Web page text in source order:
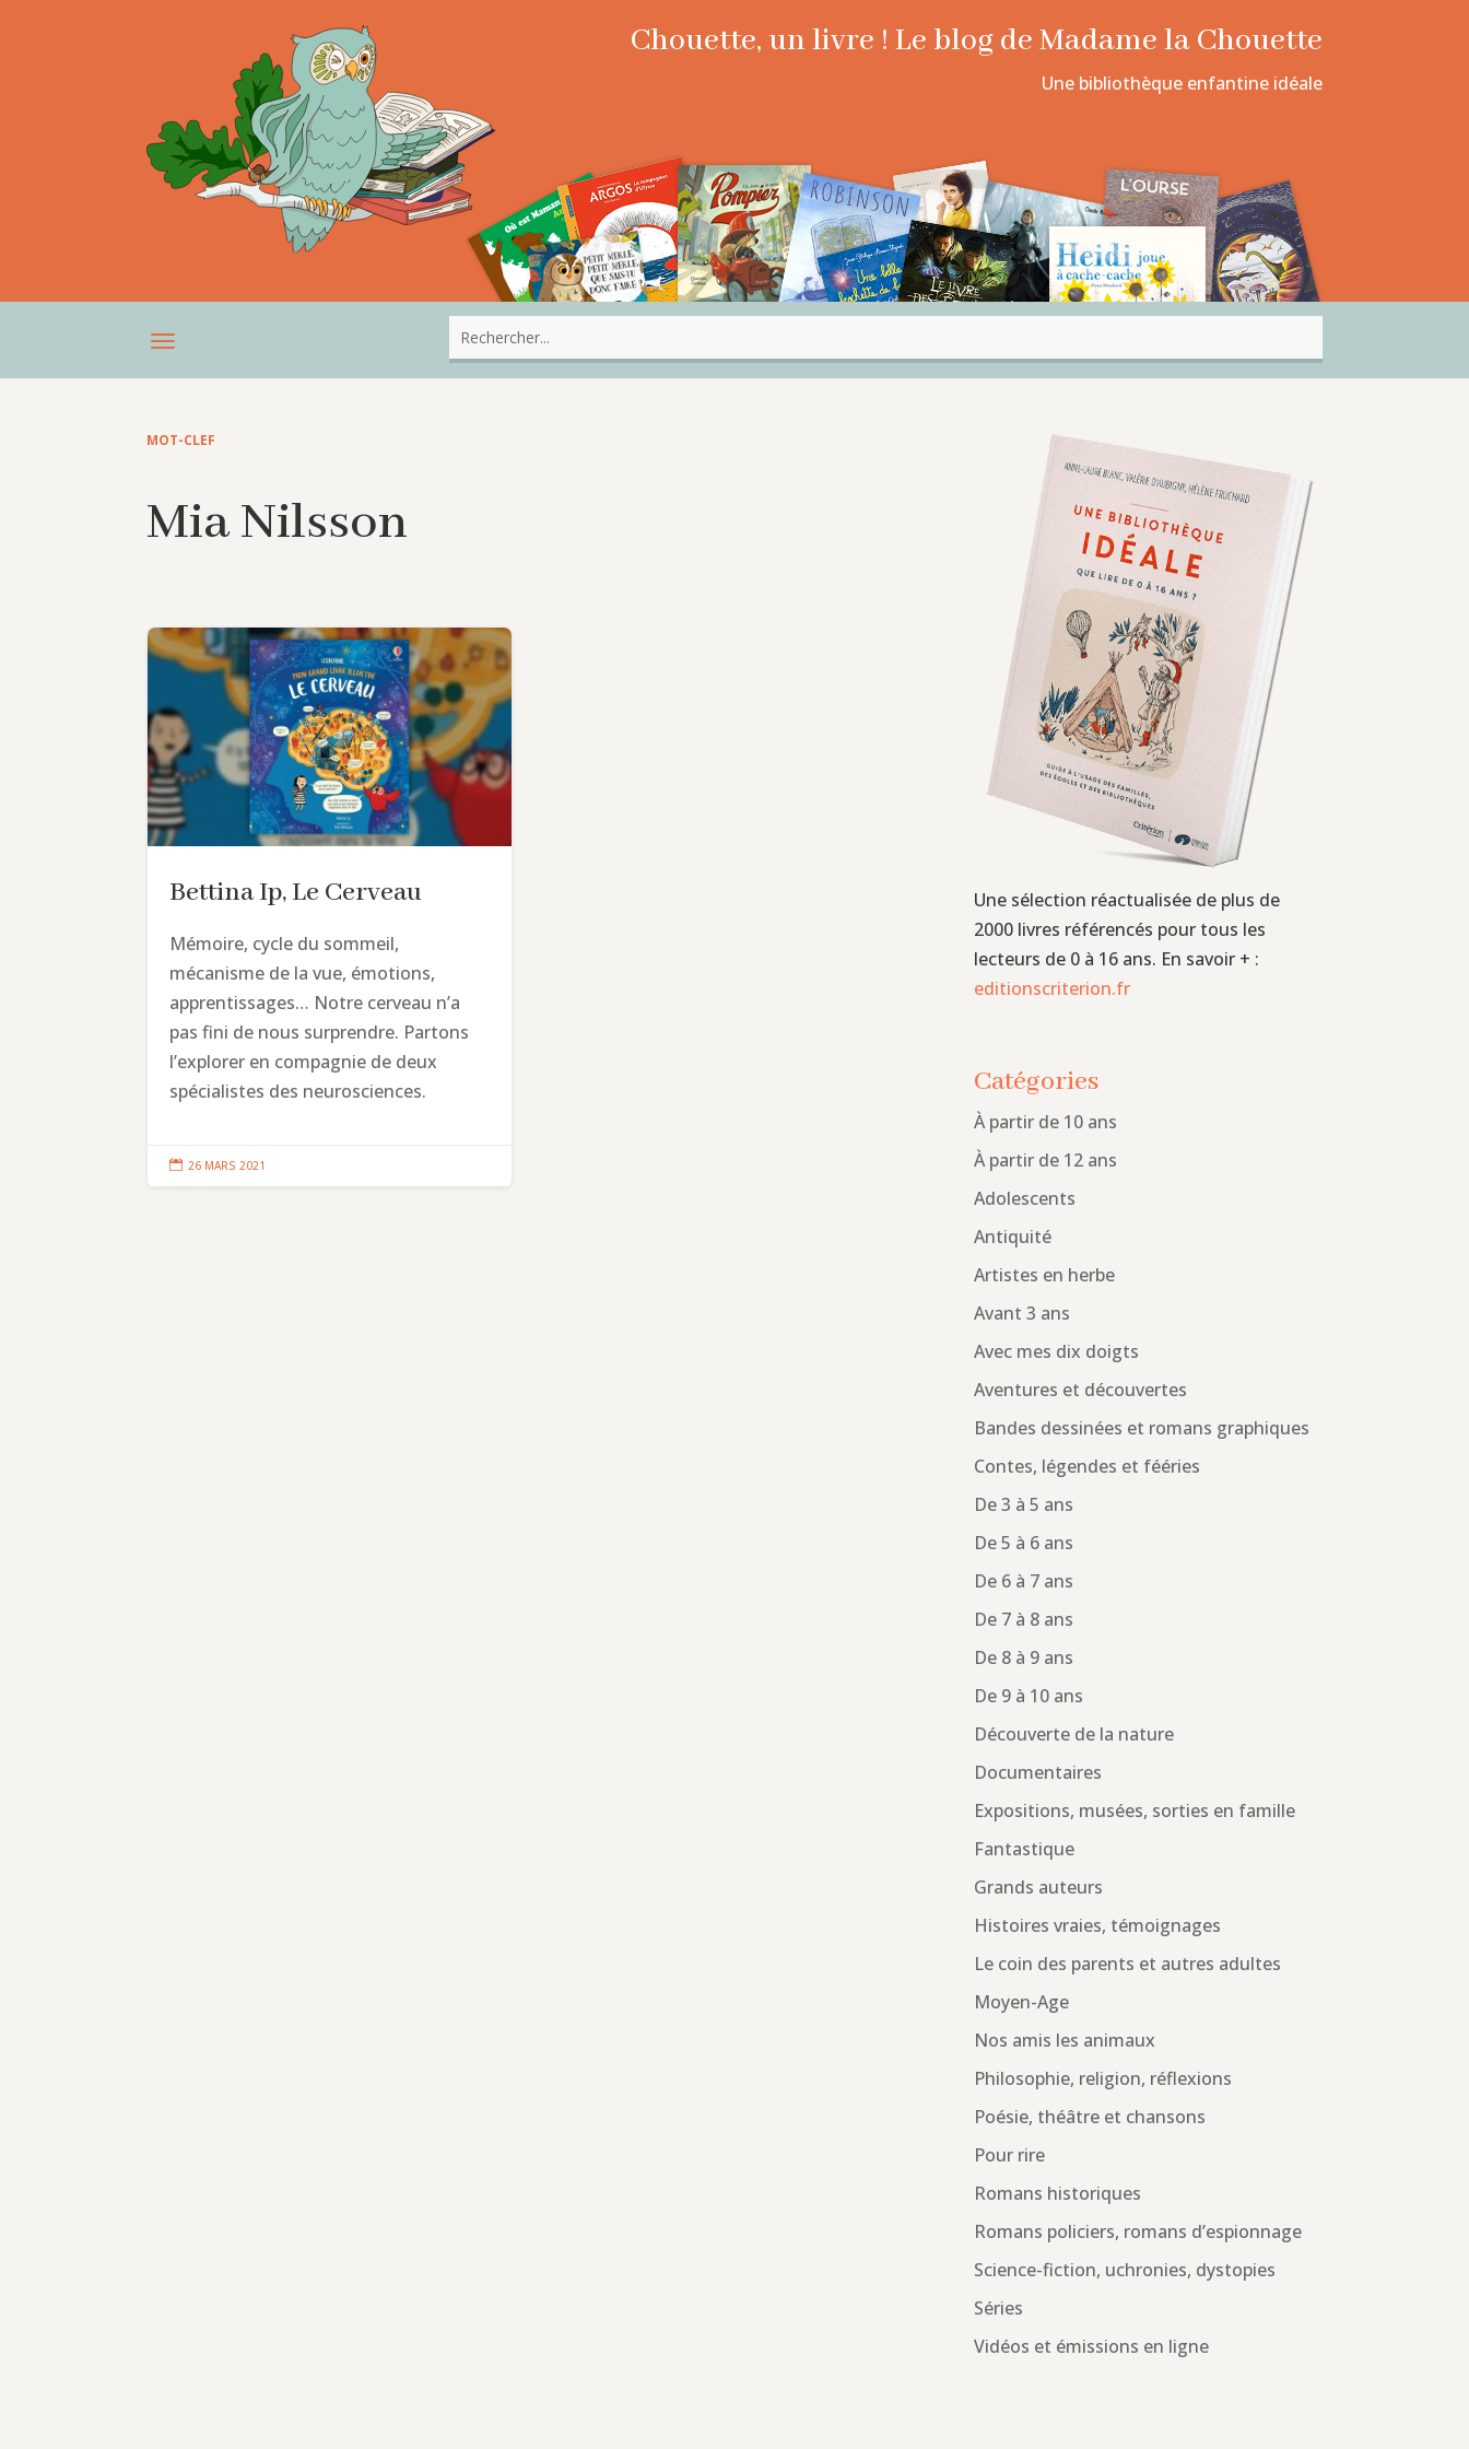
Chouette, un livre ! Le blog de Madame la Chouette
Une bibliothèque enfantine idéale
MOT-CLEF
Mia Nilsson
Bettina Ip, Le Cerveau
Mémoire, cycle du sommeil,
mécanisme de la vue, émotions,
apprentissages… Notre cerveau n’a
pas fini de nous surprendre. Partons
l’explorer en compagnie de deux
spécialistes des neurosciences.
 26 MARS 2021
Une sélection réactualisée de plus de
2000 livres référencés pour tous les
lecteurs de 0 à 16 ans. En savoir + :
editionscriterion.fr
Catégories
À partir de 10 ans
À partir de 12 ans
Adolescents
Antiquité
Artistes en herbe
Avant 3 ans
Avec mes dix doigts
Aventures et découvertes
Bandes dessinées et romans graphiques
Contes, légendes et fééries
De 3 à 5 ans
De 5 à 6 ans
De 6 à 7 ans
De 7 à 8 ans
De 8 à 9 ans
De 9 à 10 ans
Découverte de la nature
Documentaires
Expositions, musées, sorties en famille
Fantastique
Grands auteurs
Histoires vraies, témoignages
Le coin des parents et autres adultes
Moyen-Age
Nos amis les animaux
Philosophie, religion, réflexions
Poésie, théâtre et chansons
Pour rire
Romans historiques
Romans policiers, romans d’espionnage
Science-fiction, uchronies, dystopies
Séries
Vidéos et émissions en ligne